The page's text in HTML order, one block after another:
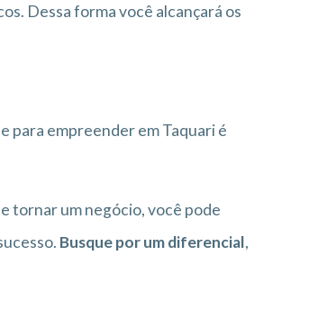
Dessa forma você alcançará os
para empreender em Taquari é
tornar um negócio, você pode
Busque por um diferencial,